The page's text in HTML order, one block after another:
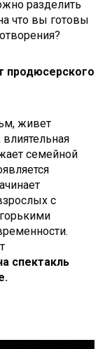
разделить
что вы готовы
продюсерского
живет
семейной
с
спектакль